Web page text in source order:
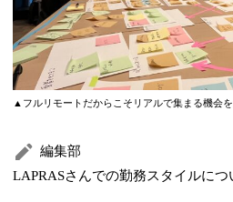
▲フルリモートだからこそリアルで集まる機会
編集部
LAPRASさんでの勤務スタイルにつ